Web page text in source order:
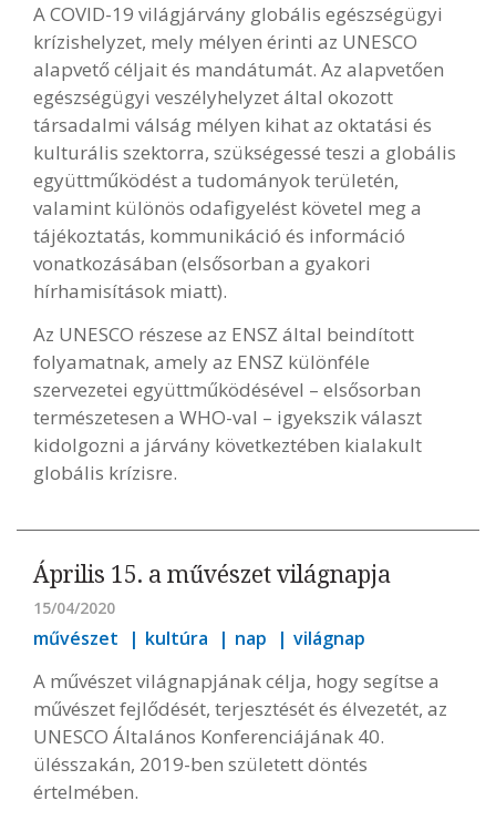
A COVID-19 világjárvány globális egészségügyi
krízishelyzet, mely mélyen érinti az UNESCO
alapvető céljait és mandátumát. Az alapvetően
egészségügyi veszélyhelyzet által okozott
társadalmi válság mélyen kihat az oktatási és
kulturális szektorra, szükségessé teszi a globális
együttműködést a tudományok területén,
valamint különös odafigyelést követel meg a
tájékoztatás, kommunikáció és információ
vonatkozásában (elsősorban a gyakori
hírhamisítások miatt).
Az UNESCO részese az ENSZ által beindított
folyamatnak, amely az ENSZ különféle
szervezetei együttműködésével – elsősorban
természetesen a WHO-val – igyekszik választ
kidolgozni a járvány következtében kialakult
globális krízisre.
Április 15. a művészet világnapja
15/04/2020
művészet kultúra nap világnap
A művészet világnapjának célja, hogy segítse a
művészet fejlődését, terjesztését és élvezetét, az
UNESCO Általános Konferenciájának 40.
ülésszakán, 2019-ben született döntés
értelmében.